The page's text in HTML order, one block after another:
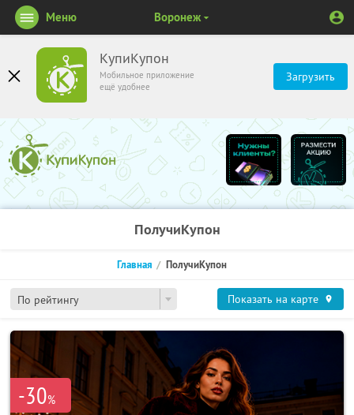
КупиКупон
Мобильное приложение
ещё удобнее
Загрузить
Меню Воронеж
ПолучиКупон
По рейтингу
Главная ПолучиКупон
Показать на карте
-30%